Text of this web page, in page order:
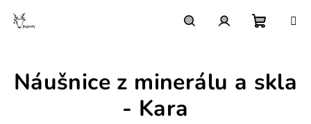
košík
Náušnice z minerálu a skla
- Kara